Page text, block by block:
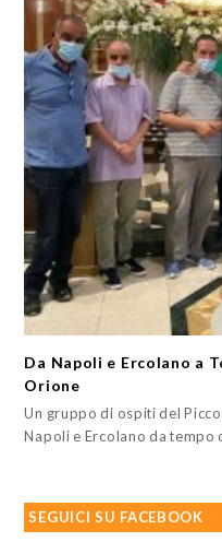
Da Napoli e Ercolano a
Orione
Un gruppo di ospiti del
Napoli e Ercolano da tempo
SEGUICI SU FACEBOOK